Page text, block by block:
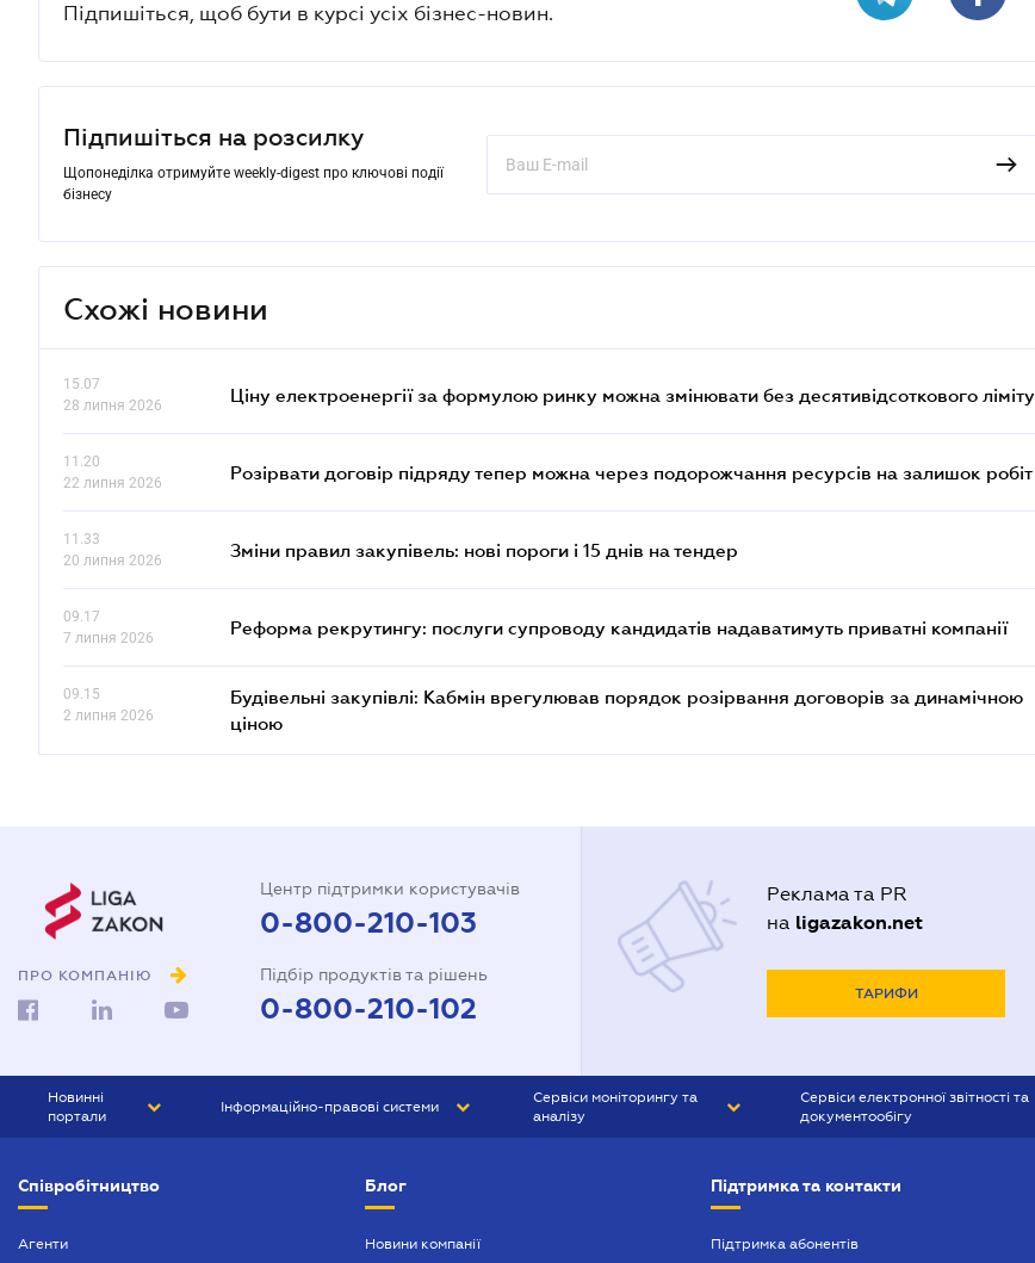
Підпишіться, щоб бути в курсі усіх бізнес-новин.
Підпишіться на розсилку
Щопонеділка отримуйте weekly-digest про ключові події
бізнесу
Схожі новини
15.07
28 липня 2026
Ціну електроенергії за формулою ринку можна змінювати без десятивідсоткового ліміту
11.20
22 липня 2026
Розірвати договір підряду тепер можна через подорожчання ресурсів на залишок робіт
11.33
20 липня 2026
Зміни правил закупівель: нові пороги і 15 днів на тендер
09.17
7 липня 2026
Реформа рекрутингу: послуги супроводу кандидатів надаватимуть приватні компанії
09.15
2 липня 2026
Будівельні закупівлі: Кабмін врегулював порядок розірвання договорів за динамічною
ціною
ПРО КОМПАНІЮ
Центр підтримки користувачів
0-800-210-103
Підбір продуктів та рішень
0-800-210-102
Реклама та PR
на ligazakon.net
ТАРИФИ
Новинні
портали
БІЗНЕС
Інформаційно-правові системи
Сервіси моніторингу та
аналізу
Сервіси електронної звітності та
документообігу
Співробітництво
Агенти
Блог
Новини компанії
Підтримка та контакти
Підтримка абонентів